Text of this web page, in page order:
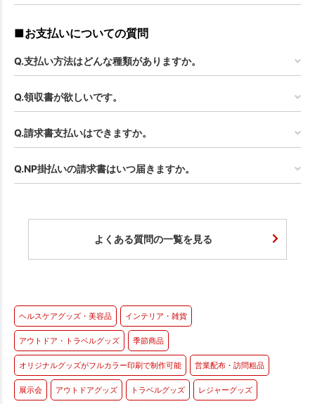
■お支払いについての質問
Q.支払い方法はどんな種類がありますか。
Q.領収書が欲しいです。
Q.請求書支払いはできますか。
Q.NP掛払いの請求書はいつ届きますか。
よくある質問の一覧を見る
ヘルスケアグッズ・美容品 インテリア・雑貨
アウトドア・トラベルグッズ 季節商品
オリジナルグッズがフルカラー印刷で制作可能 営業配布・訪問粗品
展示会 アウトドアグッズ トラベルグッズ レジャーグッズ